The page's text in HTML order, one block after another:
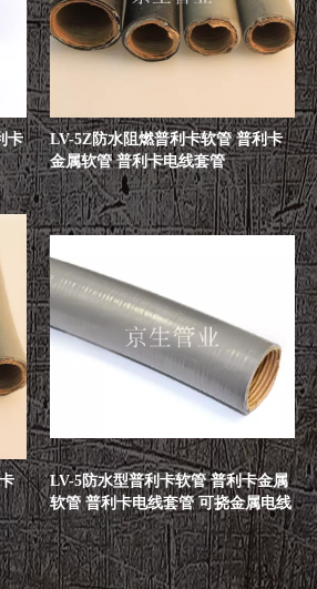
卡
LV-5Z防水阻燃普利卡软管 普利卡
金属软管 普利卡电线套管
LV-5防水型普利卡软管 普利卡金属
软管 普利卡电线套管 可挠金属电线
保护套管